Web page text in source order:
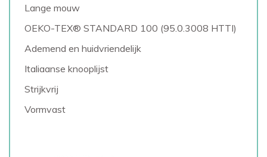
Lange mouw
OEKO-TEX® STANDARD 100 (95.0.3008 HTTI)
Ademend en huidvriendelijk
Italiaanse knooplijst
Strijkvrij
Vormvast